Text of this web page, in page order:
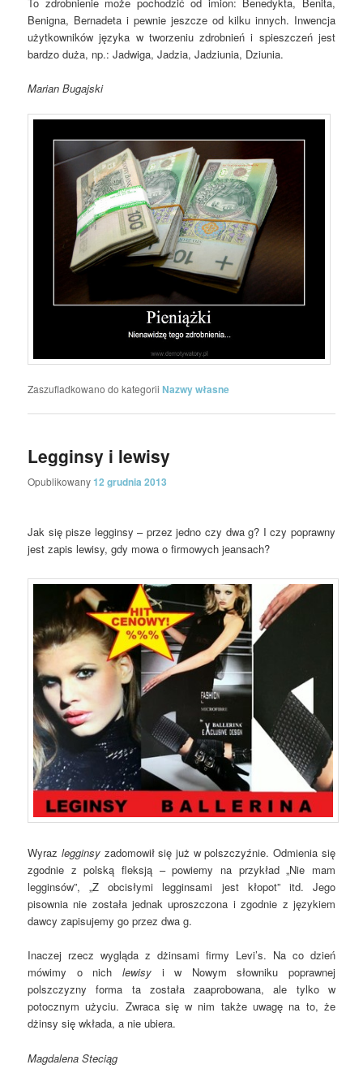
Benigna, Bernadeta i pewnie jeszcze od kilku innych. Inwencja
użytkowników języka w tworzeniu zdrobnień i spieszczeń jest
bardzo duża, np.: Jadwiga, Jadzia, Jadziunia, Dziunia.
Marian Bugajski
Zaszufladkowano do kategorii Nazwy własne
Legginsy i lewisy
Opublikowany12 grudnia 2013
Jak się pisze legginsy – przez jedno czy dwa g? I czy poprawny
jest zapis lewisy, gdy mowa o firmowych jeansach?
Wyraz legginsyzadomowił się już w polszczyźnie. Odmienia się
zgodnie z polską fleksją – powiemy na przykład „Nie mam
legginsów”, „Z obcisłymi legginsami jest kłopot” itd. Jego
pisownia nie została jednak uproszczona i zgodnie z językiem
dawcy zapisujemy go przez dwa g.
Inaczej rzecz wygląda z dżinsami firmy Levi’s. Na co dzień
mówimy o nich lewisyi w Nowym słowniku poprawnej
polszczyzny forma ta została zaaprobowana, ale tylko w
potocznym użyciu. Zwraca się w nim także uwagę na to, że
dżinsy się wkłada, a nie ubiera.
Magdalena Steciąg